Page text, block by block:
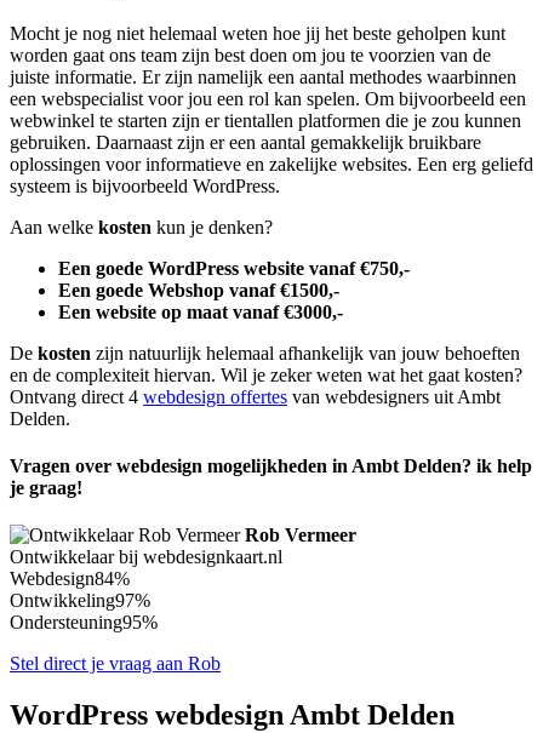
Mocht je nog niet helemaal weten hoe jij het beste geholpen kunt
worden gaat ons team zijn best doen om jou te voorzien van de
juiste informatie. Er zijn namelijk een aantal methodes waarbinnen
een webspecialist voor jou een rol kan spelen. Om bijvoorbeeld een
webwinkel te starten zijn er tientallen platformen die je zou kunnen
gebruiken. Daarnaast zijn er een aantal gemakkelijk bruikbare
oplossingen voor informatieve en zakelijke websites. Een erg geliefd
systeem is bijvoorbeeld WordPress.
Aan welke kosten kun je denken?
Een goede WordPress website vanaf €750,-
Een goede Webshop vanaf €1500,-
Een website op maat vanaf €3000,-
De kosten zijn natuurlijk helemaal afhankelijk van jouw behoeften
en de complexiteit hiervan. Wil je zeker weten wat het gaat kosten?
Ontvang direct 4 webdesign offertes van webdesigners uit Ambt
Delden.
Vragen over webdesign mogelijkheden in Ambt Delden? ik help
je graag!
Rob Vermeer
Ontwikkelaar bij webdesignkaart.nl
Webdesign84%
Ontwikkeling97%
Ondersteuning95%
Stel direct je vraag aan Rob
WordPress webdesign Ambt Delden